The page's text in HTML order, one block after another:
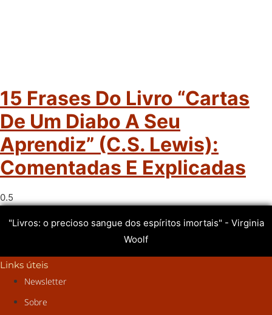
15 Frases Do Livro “Cartas
De Um Diabo A Seu
Aprendiz” (C.S. Lewis):
Comentadas E Explicadas
"Livros: o precioso sangue dos espíritos imortais" - Virginia
Woolf
Links úteis
Newsletter
Sobre